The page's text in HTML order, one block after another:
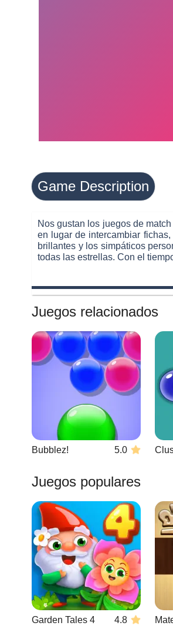
Game Description
Nos gustan los juegos de
en lugar de intercambiar
brillantes y los simpáticos
todas las estrellas. Con el
Juegos relacionados
Bubblez! 5.0
Juegos populares
Garden Tales 4 4.8